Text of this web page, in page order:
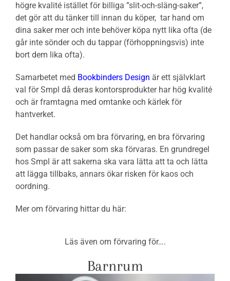
högre kvalité istället för billiga ”slit-och-släng-saker”,
det gör att du tänker till innan du köper, tar hand om
dina saker mer och inte behöver köpa nytt lika ofta (de
går inte sönder och du tappar (förhoppningsvis) inte
bort dem lika ofta).
Samarbetet med Bookbinders Design är ett självklart
val för Smpl då deras kontorsprodukter har hög kvalité
och är framtagna med omtanke och kärlek för
hantverket.
Det handlar också om bra förvaring, en bra förvaring
som passar de saker som ska förvaras. En grundregel
hos Smpl är att sakerna ska vara lätta att ta och lätta
att lägga tillbaks, annars ökar risken för kaos och
oordning.
Mer om förvaring hittar du här:
Läs även om förvaring för….
Barnrum